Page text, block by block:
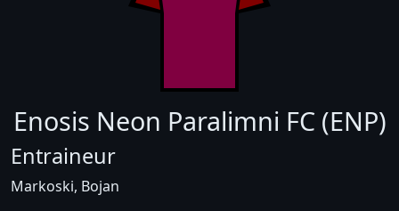
Enosis Neon Paralimni FC (ENP)
Entraineur
Markoski, Bojan